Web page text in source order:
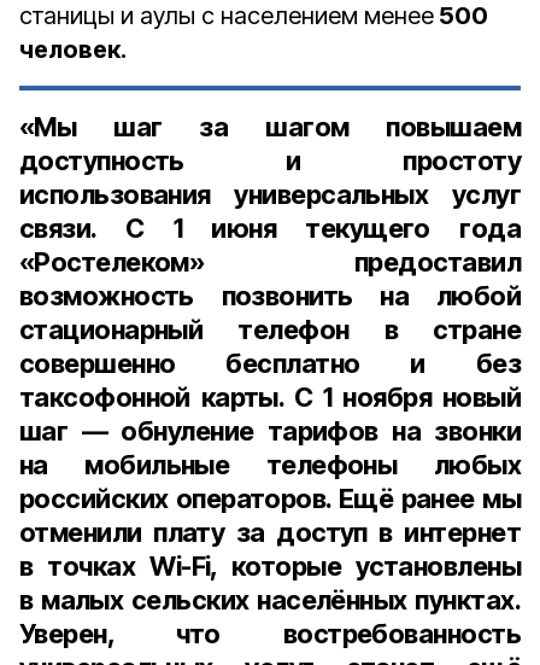
станицы и аулы с населением менее 500
человек.
«Мы шаг за шагом повышаем
доступность и простоту
использования универсальных услуг
связи. С 1 июнятекущего года
«Ростелеком» предоставил
возможность позвонить на любой
стационарный телефон в стране
совершенно бесплатно и без
таксофонной карты. С 1 ноября новый
шаг — обнуление тарифов на звонки
на мобильные телефоны любых
российских операторов. Ещё ранее мы
отменили плату за доступ в интернет
в точках Wi-Fi, которые установлены
в малых сельских населённых пунктах.
Уверен, что востребованность